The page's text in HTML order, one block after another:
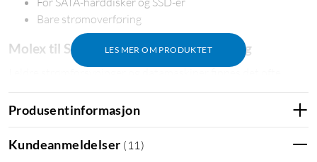
LES MER OM PRODUKTET
Bare strømoverføring
Molex til SATA for intern strømforsyning
Molex-strømkontakter. Denne adapteren gjør det mulig å
koble moderne SATA-enheter til eksisterende Molex-strøm
uten å skifte strømforsyning.
Produsentinformasjon
Kundeanmeldelser ( 11 )